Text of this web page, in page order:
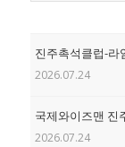
진주촉석클럽-라
2026.07.24
국제와이즈맨 진
2026.07.24